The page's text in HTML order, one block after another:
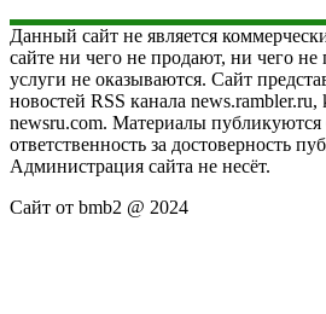
Данный сайт не является
сайте ни чего не продают, ни чего
услуги не оказываются. Сайт
новостей RSS канала news.rambler.ru,
newsru.com. Материалы публикуются
ответственность за достоверность
Администрация сайта не несёт.
Сайт от bmb2 @ 2024